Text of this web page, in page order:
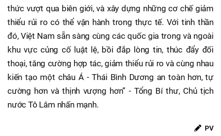
thức vượt qua biên giới, và xây dựng những cơ chế giảm
thiểu rủi ro có thể vận hành trong thực tế. Với tinh thần
đó, Việt Nam sẵn sàng cùng các quốc gia trong và ngoài
khu vực củng cố luật lệ, bồi đắp lòng tin, thúc đẩy đối
thoại, tăng cường hợp tác, giảm thiểu rủi ro và cùng nhau
kiến tạo một châu Á - Thái Bình Dương an toàn hơn, tự
cường hơn và thịnh vượng hơn” - Tổng Bí thư, Chủ tịch
nước Tô Lâm nhấn mạnh.
PV